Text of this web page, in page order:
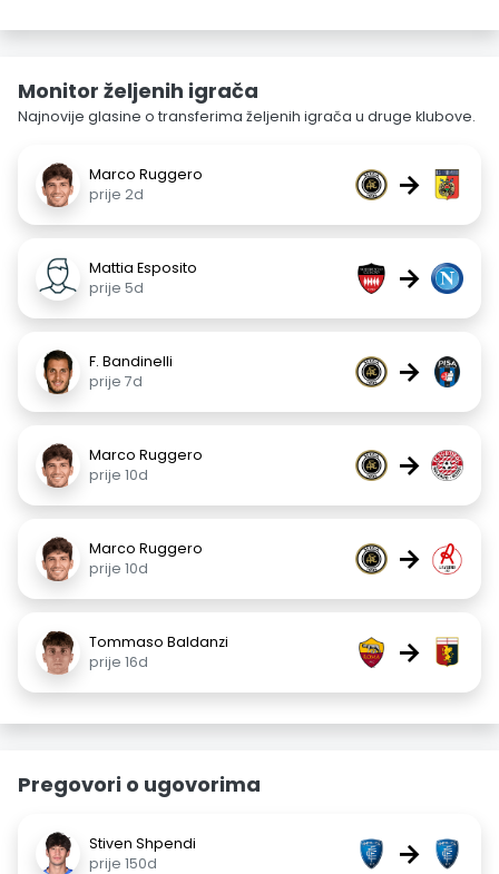
Monitor željenih igrača
Najnovije glasine o transferima željenih igrača u druge klubove.
Marco Ruggero
prije 2d
→
Mattia Esposito
prije 5d
→
F. Bandinelli
prije 7d
→
Marco Ruggero
prije 10d
→
Marco Ruggero
prije 10d
→
Tommaso Baldanzi
prije 16d
→
Pregovori o ugovorima
Stiven Shpendi
prije 150d
→